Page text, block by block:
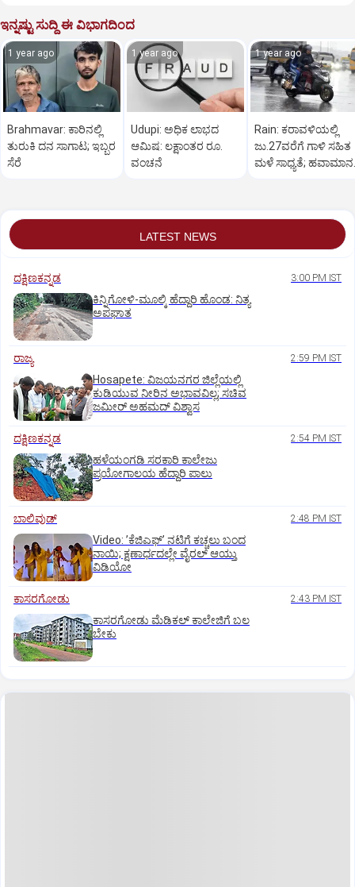
ಇನ್ನಷ್ಟು ಸುದ್ದಿ ಈ ವಿಭಾಗದಿಂದ
1 year ago
Brahmavar: ಕಾರಿನಲ್ಲಿ
ತುರುಕಿ ದನ ಸಾಗಾಟ; ಇಬ್ಬರ
ಸೆರೆ
1 year ago
Udupi: ಅಧಿಕ ಲಾಭದ
ಆಮಿಷ: ಲಕ್ಷಾಂತರ ರೂ.
ವಂಚನೆ
1 year ago
Rain: ಕರಾವಳಿಯಲ್ಲಿ
ಜು.27ವರೆಗೆ ಗಾಳಿ ಸಹಿತ
ಮಳೆ ಸಾಧ್ಯತೆ; ಹವಾಮಾನ
LATEST NEWS
ದಕ್ಷಿಣಕನ್ನಡ 3:00 PM IST
ಕಿನ್ನಿಗೋಳಿ-ಮೂಲ್ಕಿ ಹೆದ್ದಾರಿ ಹೊಂಡ: ನಿತ್ಯ
ಅಪಘಾತ
ರಾಜ್ಯ 2:59 PM IST
Hosapete: ವಿಜಯನಗರ ಜಿಲ್ಲೆಯಲ್ಲಿ
ಕುಡಿಯುವ ನೀರಿನ ಅಭಾವವಿಲ್ಲ; ಸಚಿವ
ಜಮೀರ್ ಅಹಮದ್ ವಿಶ್ವಾಸ
ದಕ್ಷಿಣಕನ್ನಡ 2:54 PM IST
ಹಳೆಯಂಗಡಿ ಸರಕಾರಿ ಕಾಲೇಜು
ಪ್ರಯೋಗಾಲಯ ಹೆದ್ದಾರಿ ಪಾಲು
ಬಾಲಿವುಡ್‌ 2:48 PM IST
Video: ʼಕೆಜಿಎಫ್‌ʼ ನಟಿಗೆ ಕಚ್ಚಲು ಬಂದ
ನಾಯಿ; ಕ್ಷಣಾರ್ಧದಲ್ಲೇ ವೈರಲ್‌ ಆಯ್ತು
ವಿಡಿಯೋ
ಕಾಸರಗೋಡು 2:43 PM IST
ಕಾಸರಗೋಡು ಮೆಡಿಕಲ್‌ ಕಾಲೇಜಿಗೆ ಬಲ
ಬೇಕು